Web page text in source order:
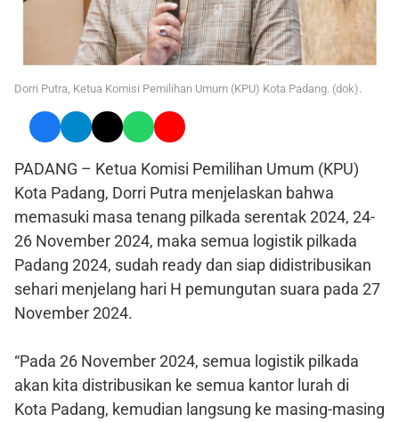
Dorri Putra, Ketua Komisi Pemilihan Umum (KPU) Kota Padang. (dok).
PADANG – Ketua Komisi Pemilihan Umum (KPU)
Kota Padang, Dorri Putra menjelaskan bahwa
memasuki masa tenang pilkada serentak 2024, 24-
26 November 2024, maka semua logistik pilkada
Padang 2024, sudah ready dan siap didistribusikan
sehari menjelang hari H pemungutan suara pada 27
November 2024.
“Pada 26 November 2024, semua logistik pilkada
akan kita distribusikan ke semua kantor lurah di
Kota Padang, kemudian langsung ke masing-masing